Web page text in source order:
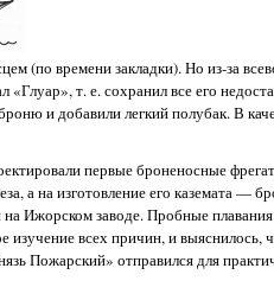
(по времени закладки). Но из-за
т. е. сохранил все его
и добавили легкий полубак. В
первые броненосные
а на изготовление его каземата —
Ижорском заводе. Пробные
всех причин, и выяснилось,
Пожарский» отправился для